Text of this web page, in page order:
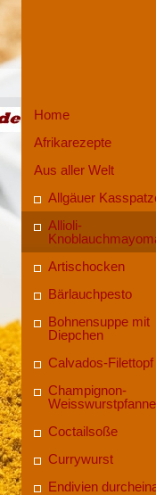
Home
Afrikarezepte
Aus aller Welt
Allgäuer
Allioli-
Artischocken
Bärlauchpesto
Bohnensuppe mit
Diepchen
Calvados-Filettopf
Champignon-
Weisswurstpfanne
Coctailsoße
Currywurst
Endivien